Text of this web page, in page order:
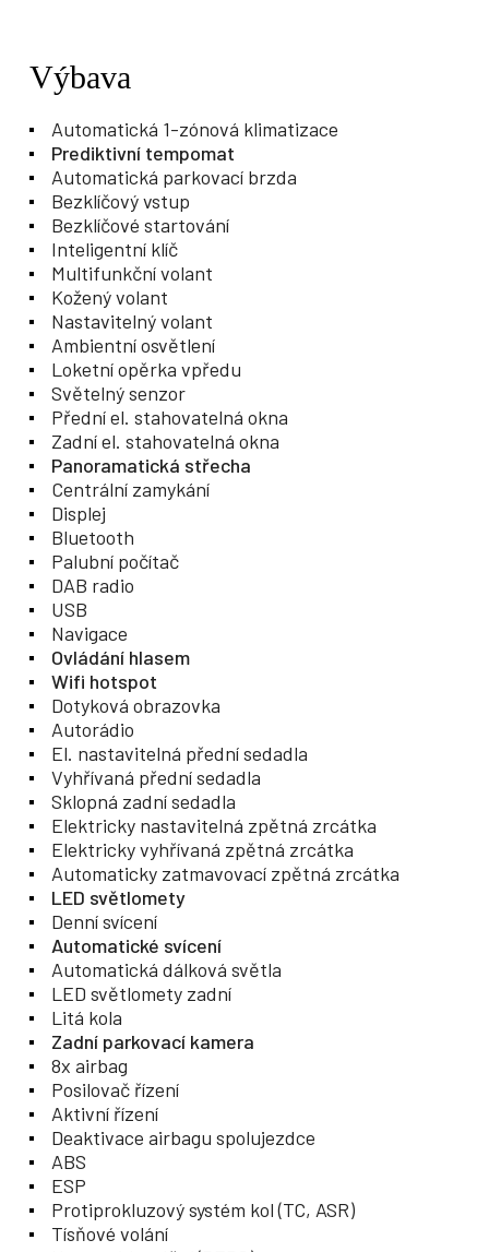
Výbava
Automatická 1-zónová klimatizace
Prediktivní tempomat
Automatická parkovací brzda
Bezklíčový vstup
Bezklíčové startování
Inteligentní klíč
Multifunkční volant
Kožený volant
Nastavitelný volant
Ambientní osvětlení
Loketní opěrka vpředu
Světelný senzor
Přední el. stahovatelná okna
Zadní el. stahovatelná okna
Panoramatická střecha
Centrální zamykání
Displej
Bluetooth
Palubní počítač
DAB radio
USB
Navigace
Ovládání hlasem
Wifi hotspot
Dotyková obrazovka
Autorádio
El. nastavitelná přední sedadla
Vyhřívaná přední sedadla
Sklopná zadní sedadla
Elektricky nastavitelná zpětná zrcátka
Elektricky vyhřívaná zpětná zrcátka
Automaticky zatmavovací zpětná zrcátka
LED světlomety
Denní svícení
Automatické svícení
Automatická dálková světla
LED světlomety zadní
Litá kola
Zadní parkovací kamera
8x airbag
Posilovač řízení
Aktivní řízení
Deaktivace airbagu spolujezdce
ABS
ESP
Protiprokluzový systém kol (TC, ASR)
Tísňové volání